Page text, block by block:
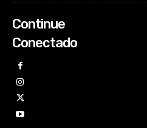
Continue
Conectado